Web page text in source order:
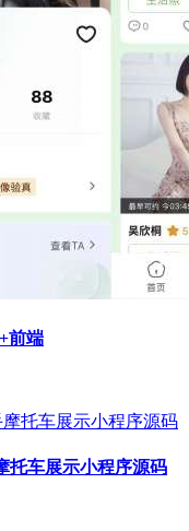
前端
托车展示小程序源码